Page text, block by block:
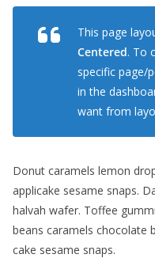
This page
Centered. To
specific page/
in the
want from
Donut caramels lemon
applicake sesame snaps.
halvah wafer. Toffee
beans caramels chocolate
cake sesame snaps.